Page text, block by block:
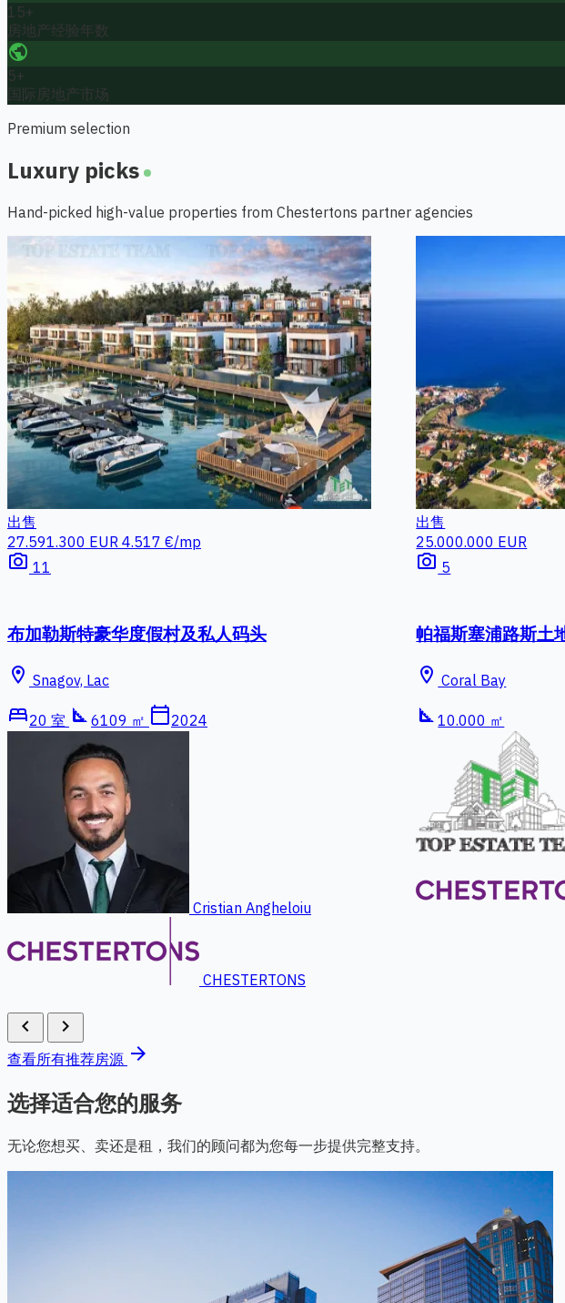
15+
房地产经验年数
public
5+
国际房地产市场
Premium selection
Luxury picks
Hand-picked high-value properties from Chestertons partner agencies
出售
25.000.000 EUR
photo_camera 5
帕福斯塞浦路斯土地出售
location_on Coral Bay
square_foot10.000 ㎡
CHESTERTONS
出售
14.100.000 EUR
photo_camera 18
利马索尔塞浦路斯
location_on Limassol
bed5 室bathtub 1 卫
chevron_left chevron_right
查看所有推荐房源 arrow_forward
选择适合您的服务
无论您想买、卖还是租，我们的顾问都为您每一步提供完整支持。